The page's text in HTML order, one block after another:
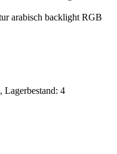
Lagerbestand: 4